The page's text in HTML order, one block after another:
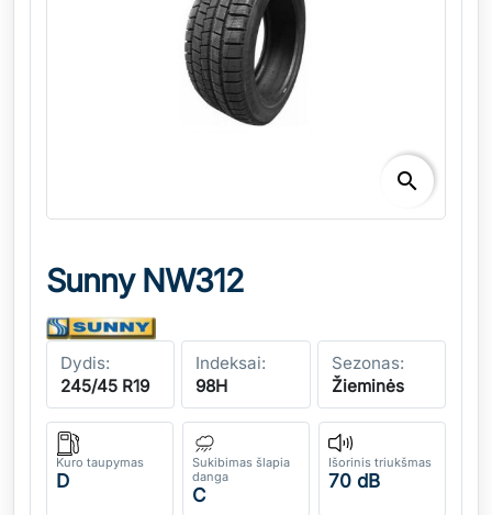
search
Sunny NW312
Dydis:
245/45 R19
Indeksai:
98H
Sezonas:
Žieminės
Kuro taupymas
D
Sukibimas šlapia
danga
C
Išorinis triukšmas
70 dB